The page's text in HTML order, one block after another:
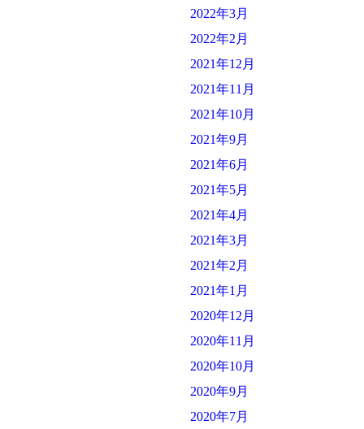
2022年3月
2022年2月
2021年12月
2021年11月
2021年10月
2021年9月
2021年6月
2021年5月
2021年4月
2021年3月
2021年2月
2021年1月
2020年12月
2020年11月
2020年10月
2020年9月
2020年7月